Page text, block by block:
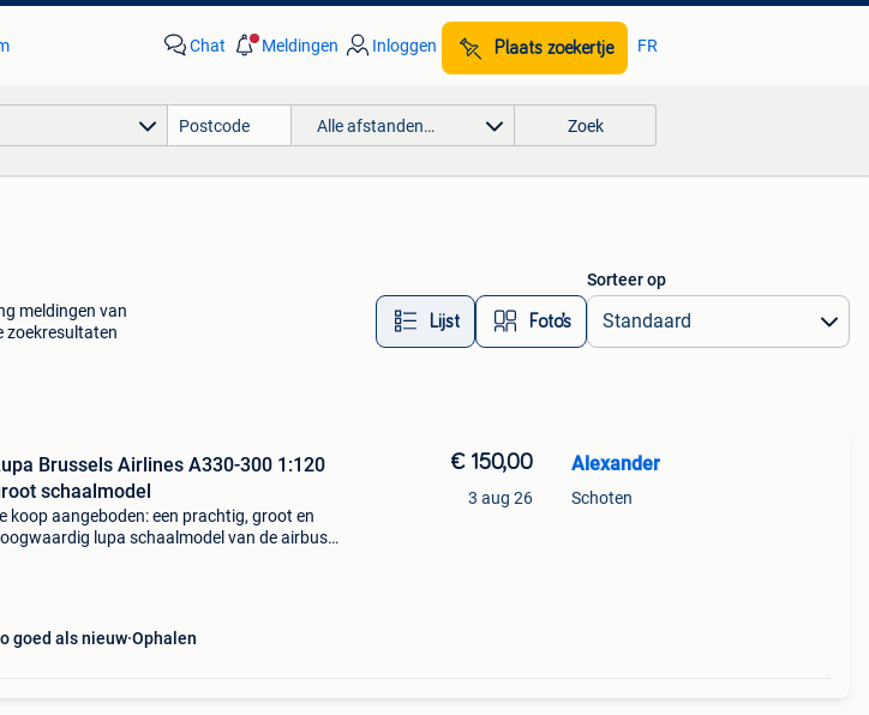
Chat Meldingen Inloggen Plaats zoekertje FR
Alle afstanden… Zoek
meldingen van
zoekresultaten
Lijst Foto’s
Sorteer op
Brussels Airlines A330-300 1:120
schaalmodel
koop aangeboden: een prachtig, groot en
lupa schaalmodel van de airbus
goed als nieuw Ophalen
€ 150,00
3 aug 26
Alexander
Schoten